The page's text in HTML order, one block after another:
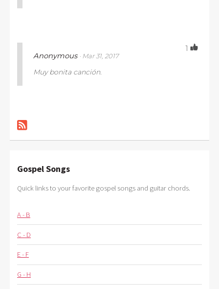
Anonymous · Mar 31, 2017
Muy bonita canción.
1
Gospel Songs
Quick links to your favorite gospel songs and guitar chords.
A - B
C - D
E - F
G - H